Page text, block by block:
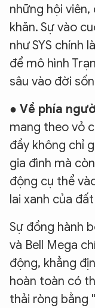
những hội
khăn. Sự vào
như SYS chính
để mô hình
sâu vào đời
● Về phía
mang theo vỏ
đầy không chỉ
gia đình mà
động cụ thể
lai xanh của
Sự đồng hành
và Bell Mega
động, khẳng
hoàn toàn có
thải ròng bằng